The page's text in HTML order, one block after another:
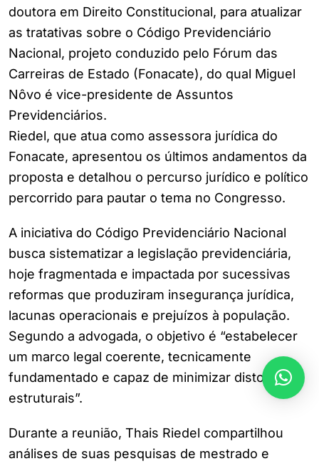
doutora em Direito Constitucional, para atualizar
as tratativas sobre o Código Previdenciário
Nacional, projeto conduzido pelo Fórum das
Carreiras de Estado (Fonacate), do qual Miguel
Nôvo é vice-presidente de Assuntos
Previdenciários.
Riedel, que atua como assessora jurídica do
Fonacate, apresentou os últimos andamentos da
proposta e detalhou o percurso jurídico e político
percorrido para pautar o tema no Congresso.
A iniciativa do Código Previdenciário Nacional
busca sistematizar a legislação previdenciária,
hoje fragmentada e impactada por sucessivas
reformas que produziram insegurança jurídica,
lacunas operacionais e prejuízos à população.
Segundo a advogada, o objetivo é “estabelecer
um marco legal coerente, tecnicamente
fundamentado e capaz de minimizar distorções
estruturais”.
Durante a reunião, Thais Riedel compartilhou
análises de suas pesquisas de mestrado e